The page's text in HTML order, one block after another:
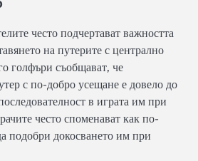
често подчертават важността
на путерите с централно
голфъри съобщават, че
с по-добро усещане е довело до
в играта им при
често споменават как по-
подобри докосването им при